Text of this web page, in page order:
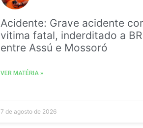
Acidente: Grave acidente
vitima fatal, inderditado a
entre Assú e Mossoró
VER MATÉRIA »
7 de agosto de 2026